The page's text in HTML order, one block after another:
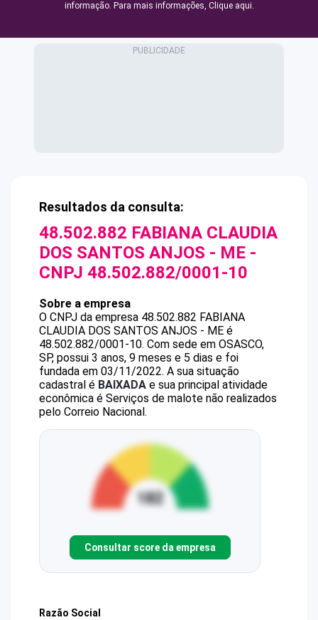
informação. Para mais informações, Clique aqui.
Resultados da consulta:
48.502.882 FABIANA CLAUDIA
DOS SANTOS ANJOS - ME -
CNPJ 48.502.882/0001-10
Sobre a empresa
O CNPJ da empresa 48.502.882 FABIANA
CLAUDIA DOS SANTOS ANJOS - ME é
48.502.882/0001-10. Com sede em OSASCO,
SP, possui 3 anos, 9 meses e 5 dias e foi
fundada em 03/11/2022. A sua situação
cadastral é BAIXADA e sua principal atividade
econômica é Serviços de malote não realizados
pelo Correio Nacional.
Consultar score da empresa
Razão Social